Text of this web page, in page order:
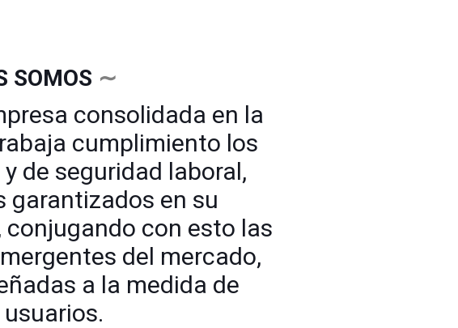
SOMOS ∼
consolidada en la
cumplimiento los
de seguridad laboral,
garantizados en su
con esto las
del mercado,
a la medida de